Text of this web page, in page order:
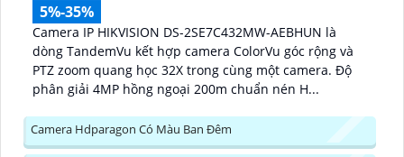
5%-35%
Camera IP HIKVISION DS-2SE7C432MW-AEBHUN là
dòng TandemVu kết hợp camera ColorVu góc rộng và
PTZ zoom quang học 32X trong cùng một camera. Độ
phân giải 4MP hồng ngoại 200m chuẩn nén H...
Camera Hdparagon Có Màu Ban Đêm